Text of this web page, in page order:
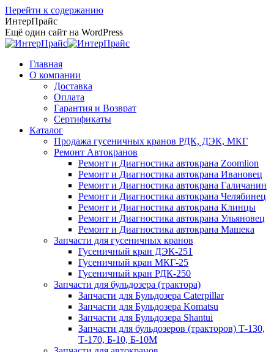
Перейти к содержанию
ИнтерПрайс
Ещё один сайт на WordPress
Главная
О компании
Доставка
Оплата
Гарантия и Возврат
Сертификаты
Каталог
Продажа гусеничных кранов РДК, ДЭК, МКГ
Ремонт Автокранов
Ремонт и Диагностика автокрана Zoomlion
Ремонт и Диагностика автокрана Ивановец
Ремонт и Диагностика автокрана Галичанин
Ремонт и Диагностика автокрана Челябинец
Ремонт и Диагностика автокрана Клинцы
Ремонт и Диагностика автокрана Ульяновец
Ремонт и Диагностика автокрана Машека
Запчасти для гусеничных кранов
Гусеничный кран ДЭК-251
Гусеничный кран МКГ-25
Гусеничный кран РДК-250
Запчасти для бульдозера (трактора)
Запчасти для Бульдозера Caterpillar
Запчасти для Бульдозера Komatsu
Запчасти для Бульдозера Shantui
Запчасти для бульдозеров (тракторов) Т-130,
Т-170, Б-10, Б-10М